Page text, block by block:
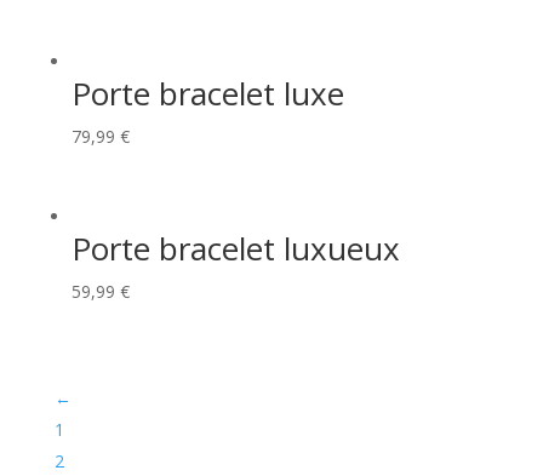
Porte bracelet luxe
79,99 €
Porte bracelet luxueux
59,99 €
←
1
2